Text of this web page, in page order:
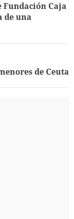
Caja
de una
de Ceuta